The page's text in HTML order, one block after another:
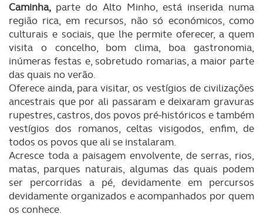
Caminha, parte do Alto Minho, está inserida numa
região rica, em recursos, não só económicos, como
culturais e sociais, que lhe permite oferecer, a quem
visita o concelho, bom clima, boa gastronomia,
inúmeras festas e, sobretudo romarias, a maior parte
das quais no verão.
Oferece ainda, para visitar, os vestígios de civilizações
ancestrais que por ali passaram e deixaram gravuras
rupestres, castros, dos povos pré-históricos e também
vestígios dos romanos, celtas visigodos, enfim, de
todos os povos que ali se instalaram.
Acresce toda a paisagem envolvente, de serras, rios,
matas, parques naturais, algumas das quais podem
ser percorridas a pé, devidamente em percursos
devidamente organizados e acompanhados por quem
os conhece.